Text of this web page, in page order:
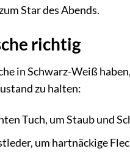
Star des Abends.
richtig
in Schwarz-Weiß
zu halten:
Tuch, um Staub und
um hartnäckige